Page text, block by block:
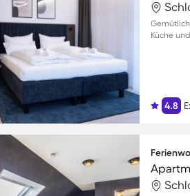
Küche
4.8